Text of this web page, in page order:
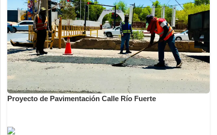
Proyecto de Pavimentación Calle Río Fuerte